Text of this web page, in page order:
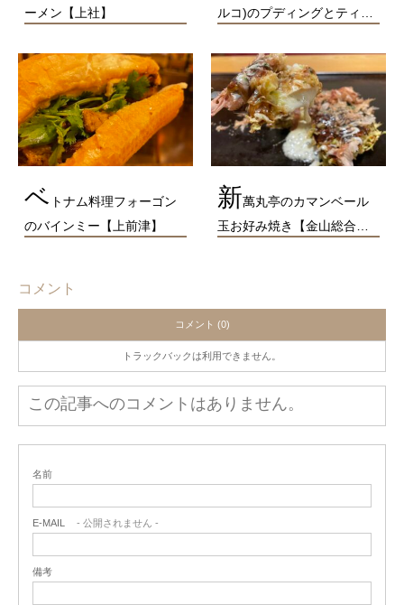
ーメン【上社】
ルコ)のプディングとティ…
ベ トナム料理フォーゴン
のバインミー【上前津】
新萬丸亭のカマンベール
玉お好み焼き【金山総合…
コメント
コメント (0)
トラックバックは利用できません。
この記事へのコメントはありません。
名前
E-MAIL - 公開されません -
備考